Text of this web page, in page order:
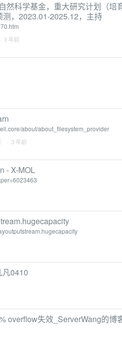
然科学基金，重大研究计划（培
，2023.01-2025.12，主持
· 3 年前
about/about_filesystem_provider
· 3 年前
- X-MOL
0410
overflow失效_ServerWang的博